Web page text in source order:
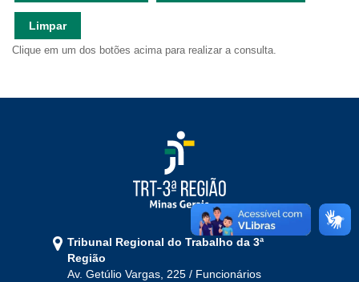
Ouvidoria
Contato
Limpar
Clique em um dos botões acima para realizar a consulta.
Tribunal Regional do Trabalho da 3ª
Região
Av. Getúlio Vargas, 225 / Funcionários